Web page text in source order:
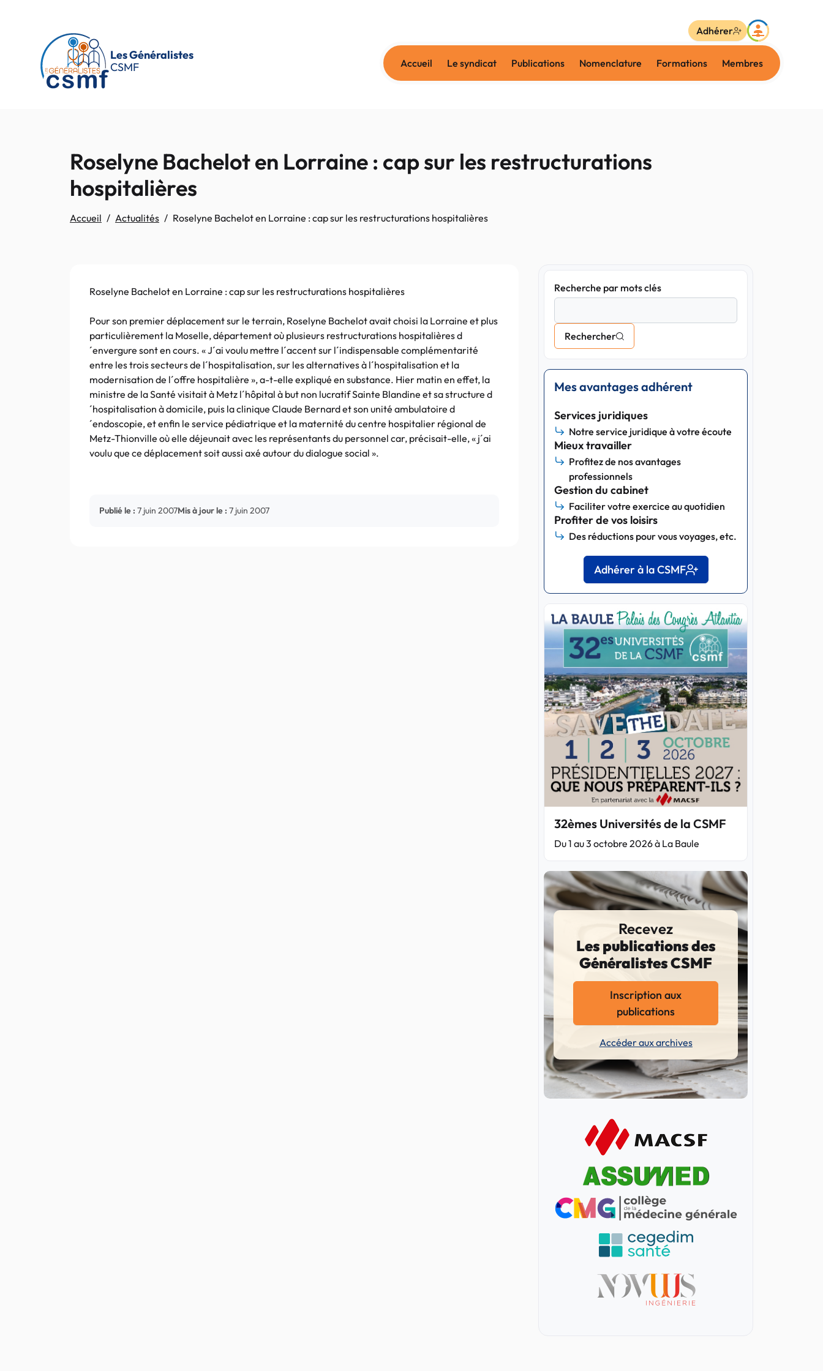
Les Généralistes
CSMF
Accueil Le syndicat Publications Nomenclature Formations Membres
Adhérer
Roselyne Bachelot en Lorraine : cap sur les restructurations
hospitalières
Accueil Actualités Roselyne Bachelot en Lorraine : cap sur les restructurations hospitalières
Roselyne Bachelot en Lorraine : cap sur les restructurations hospitalières
Pour son premier déplacement sur le terrain, Roselyne Bachelot avait choisi la Lorraine et plus
particulièrement la Moselle, département où plusieurs restructurations hospitalières d
´envergure sont en cours. « J´ai voulu mettre l´accent sur l´indispensable complémentarité
entre les trois secteurs de l´hospitalisation, sur les alternatives à l´hospitalisation et la
modernisation de l´offre hospitalière », a-t-elle expliqué en substance. Hier matin en effet, la
ministre de la Santé visitait à Metz l´hôpital à but non lucratif Sainte Blandine et sa structure d
´hospitalisation à domicile, puis la clinique Claude Bernard et son unité ambulatoire d
´endoscopie, et enfin le service pédiatrique et la maternité du centre hospitalier régional de
Metz-Thionville où elle déjeunait avec les représentants du personnel car, précisait-elle, « j´ai
voulu que ce déplacement soit aussi axé autour du dialogue social ».
Publié le : 7 juin 2007Mis à jour le : 7 juin 2007
Recherche par mots clés
Rechercher
Mes avantages adhérent
Services juridiques
Notre service juridique à votre écoute
Mieux travailler
Profitez de nos avantages
professionnels
Gestion du cabinet
Faciliter votre exercice au quotidien
Profiter de vos loisirs
Des réductions pour vous voyages, etc.
Adhérer à la CSMF
32èmes Universités de la CSMF
Du 1 au 3 octobre 2026 à La Baule
Recevez
Les publications des
Généralistes CSMF
Inscription aux
publications
Accéder aux archives